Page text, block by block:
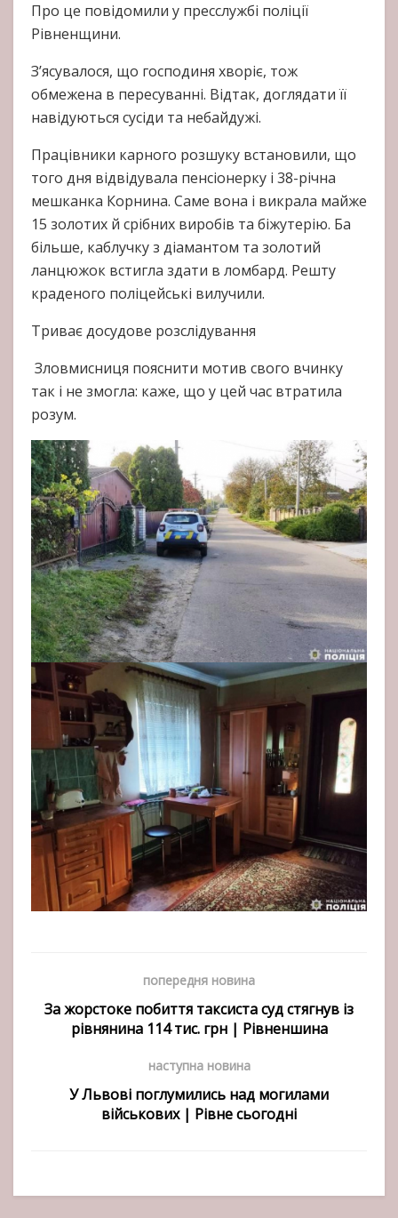
Про це повідомили у пресслужбі поліції
Рівненщини.
З’ясувалося, що господиня хворіє, тож
обмежена в пересуванні. Відтак, доглядати її
навідуються сусіди та небайдужі.
Працівники карного розшуку встановили, що
того дня відвідувала пенсіонерку і 38-річна
мешканка Корнина. Саме вона і викрала майже
15 золотих й срібних виробів та біжутерію. Ба
більше, каблучку з діамантом та золотий
ланцюжок встигла здати в ломбард. Решту
краденого поліцейські вилучили.
Триває досудове розслідування
Зловмисниця пояснити мотив свого вчинку
так і не змогла: каже, що у цей час втратила
розум.
попередня новина
За жорстоке побиття таксиста суд стягнув із
рівнянина 114 тис. грн | Рівненшина
наступна новина
У Львові поглумились над могилами
військових | Рівне сьогодні